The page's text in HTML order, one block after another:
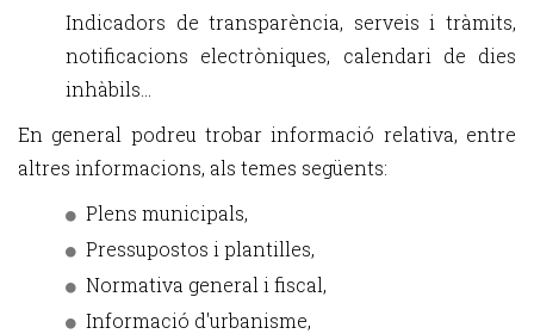
Indicadors de transparència, serveis i tràmits,
notificacions electròniques, calendari de dies
inhàbils...
En general podreu trobar informació relativa, entre
altres informacions, als temes següents:
Plens municipals,
Pressupostos i plantilles,
Normativa general i fiscal,
Informació d'urbanisme,